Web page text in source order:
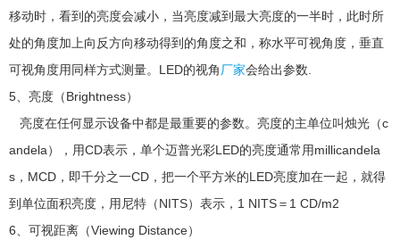
移动时，看到的亮度会减小，当亮度减到最大亮度的一半时，此时所
处的角度加上向反方向移动得到的角度之和，称水平可视角度，垂直
可视角度用同样方式测量。LED的视角厂家会给出参数.
5、亮度（Brightness）
亮度在任何显示设备中都是最重要的参数。亮度的主单位叫烛光（c
andela），用CD表示，单个迈普光彩LED的亮度通常用millicandela
s，MCD，即千分之一CD，把一个平方米的LED亮度加在一起，就得
到单位面积亮度，用尼特（NITS）表示，1 NITS＝1 CD/m2
6、可视距离（Viewing Distance）